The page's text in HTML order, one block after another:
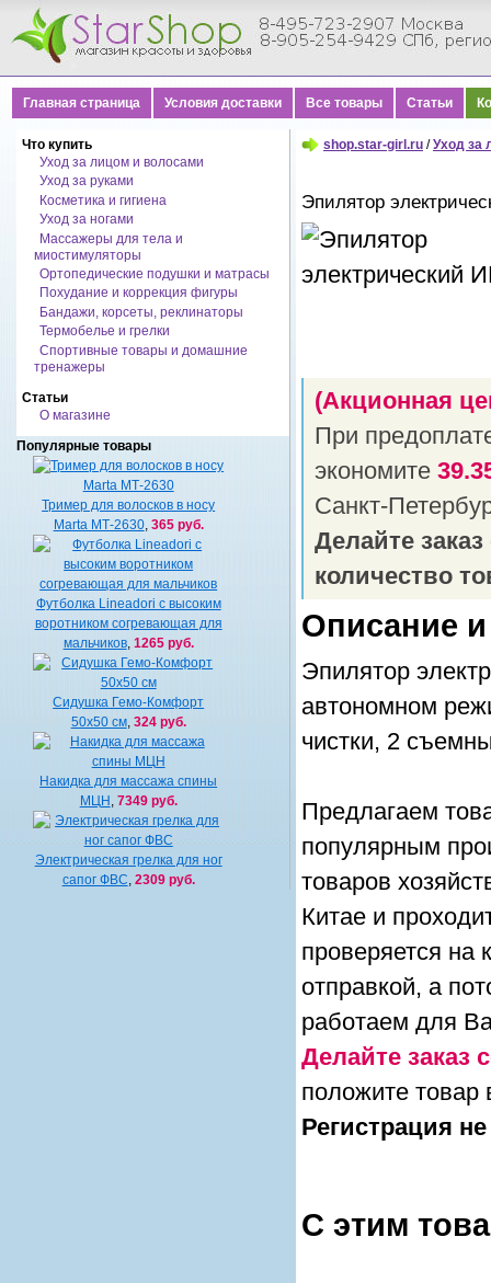
Главная страница Условия доставки Все товары Статьи
Что купить
Уход за лицом и волосами
Уход за руками
Косметика и гигиена
Уход за ногами
Массажеры для тела и
миостимуляторы
Ортопедические подушки и матрасы
Похудание и коррекция фигуры
Бандажи, корсеты, реклинаторы
Термобелье и грелки
Спортивные товары и домашние
тренажеры
Статьи
О магазине
Популярные товары
Тример для волосков в носу
Marta МТ-2630, 365 руб.
Футболка Lineadori с высоким
воротником согревающая для
мальчиков, 1265 руб.
Сидушка Гемо-Комфорт
50х50 см, 324 руб.
Накидка для массажа спины
МЦН 7349 руб.
Электрическая грелка для ног
сапог ФВС 2309 руб.
shop.star-girl.ru /Уход за
Эпилятор
(Акционная
При
экономите
Санкт-
Делайте
количество
Описание
Эпилятор
автономном
чистки, 2
Предлагаем
популярным
товаров
Китае и
проверяется на
отправкой, а
работаем для
Делайте заказ
положите товар
Регистрация
С этим